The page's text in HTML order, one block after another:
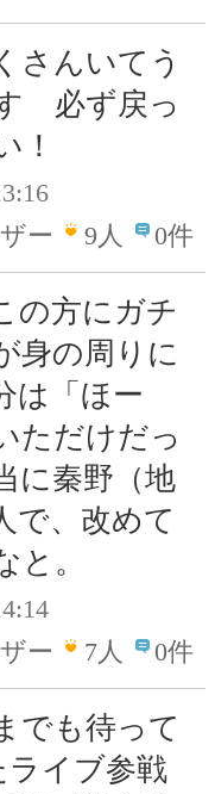
さんいてう
必ず戻っ
！
ー
9人 0件
の方にガチ
身の周りに
は「ほー
ただけだっ
に秦野（地
で、改めて
と。
ー
7人 0件
でも待って
ライブ参戦